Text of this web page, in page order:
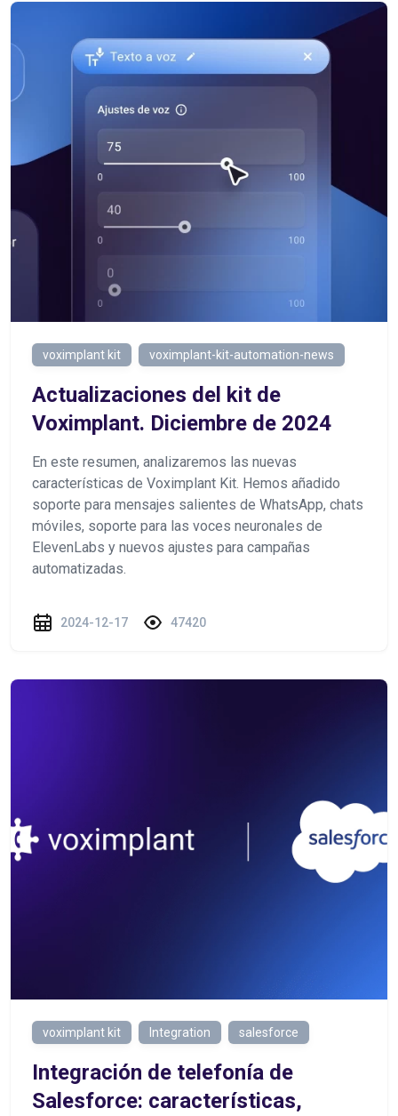
voximplant kit voximplant-kit-automation-news
Actualizaciones del kit de
Voximplant. Diciembre de 2024
En este resumen, analizaremos las nuevas
características de Voximplant Kit. Hemos añadido
soporte para mensajes salientes de WhatsApp, chats
móviles, soporte para las voces neuronales de
ElevenLabs y nuevos ajustes para campañas
automatizadas.
2024-12-17 47420
voximplant kit Integration salesforce
Integración de telefonía de
Salesforce: características,